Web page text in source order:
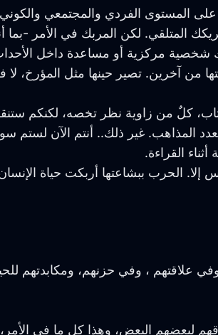
على المستوى الفردي والمجتمعي
المتلقي. لكن المربك في الأمر -
مركزية أو مساعدة داخل
من آخرين. تصير حينها مثل المؤرخ، لا
كلٌ من زاوية نظر تخصه، لكنكم
المذاهب. غير ذلك.. أنتم الآن
القراءة.
الحرب ببشاعتها أربكت حياة
علاقتهم ، وفي حزنهم، ومكابدتهم
لبعضهم البعض، وهذا كل ما في الأمر،